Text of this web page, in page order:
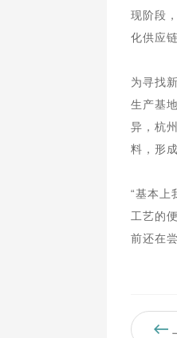
现阶段
化供应
为寻找
生产基
异，杭
料，形
“基本上
工艺的
前还在